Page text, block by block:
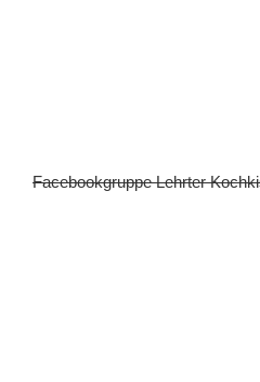
Facebookgruppe Lehrter